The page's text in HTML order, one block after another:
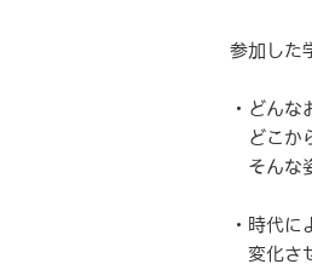
参加した
・どん
どこか
そんな
・時代
変化さ